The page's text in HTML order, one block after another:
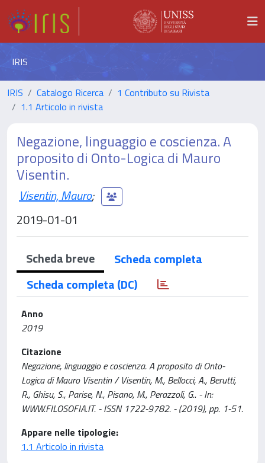
IRIS
IRIS Catalogo Ricerca
1 Contributo su Rivista
1.1 Articolo in rivista
Negazione, linguaggio e coscienza. A
proposito di Onto-Logica di Mauro
Visentin.
Visentin, Mauro;
2019-01-01
Scheda breve
Scheda completa
Scheda completa (DC)
Anno
2019
Citazione
Negazione, linguaggio e coscienza. A proposito di Onto-
Logica di Mauro Visentin / Visentin, M., Bellocci, A., Berutti,
R., Ghisu, S., Parise, N., Pisano, M., Perazzoli, G.. - In:
WWW.FILOSOFIA.IT. - ISSN 1722-9782. - (2019), pp. 1-51.
Appare nelle tipologie:
1.1 Articolo in rivista